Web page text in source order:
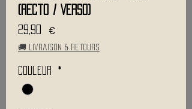
(Recto / Verso)
29,90 €
🚚 Livraison & retours
Couleur *